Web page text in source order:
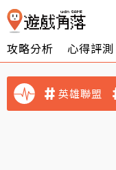
攻略分析 心得評測
英雄聯盟